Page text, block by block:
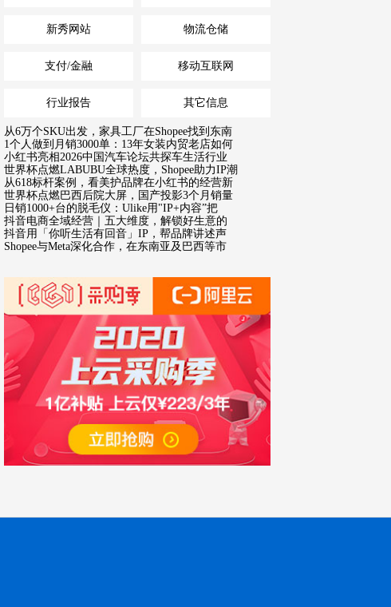
新秀网站 物流仓储
支付/金融 移动互联网
行业报告 其它信息
从6万个SKU出发，家具工厂在Shopee找到东南
1个人做到月销3000单：13年女装内贸老店如何
小红书亮相2026中国汽车论坛共探车生活行业
世界杯点燃LABUBU全球热度，Shopee助力IP潮
从618标杆案例，看美护品牌在小红书的经营新
世界杯点燃巴西后院大屏，国产投影3个月销量
日销1000+台的脱毛仪：Ulike用"IP+内容”把
抖音电商全域经营｜五大维度，解锁好生意的
抖音用「你听生活有回音」IP，帮品牌讲述声
Shopee与Meta深化合作，在东南亚及巴西等市